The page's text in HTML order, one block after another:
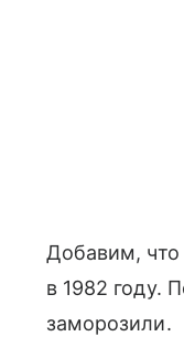
Добавим,
в 1982 году.
заморозили.